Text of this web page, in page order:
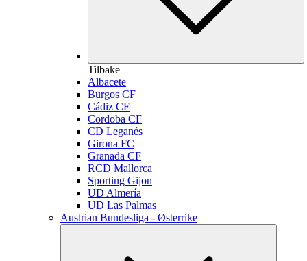
Tilbake
Albacete
Burgos CF
Cádiz CF
Cordoba CF
CD Leganés
Girona FC
Granada CF
RCD Mallorca
Sporting Gijon
UD Almería
UD Las Palmas
Austrian Bundesliga - Østerrike